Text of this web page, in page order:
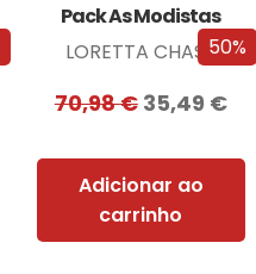
50%
Pack As Modistas
LORETTA CHASE
70,98€ 35,49 €
Adicionar ao
carrinho